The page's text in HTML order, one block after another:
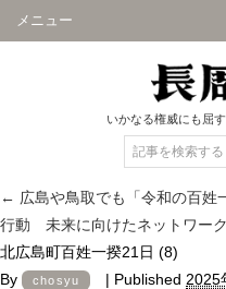
メニュー
いかなる権威にも屈
← 広島や鳥取でも「令和の百
行動 未来に向けたネットワー
北広島町百姓一揆21日 (8)
By
chosyu | Published 2025